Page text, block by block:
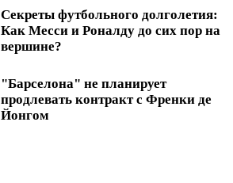
Секреты футбольного долголетия:
Как Месси и Роналду до сих пор на
вершине?
"Барселона" не планирует
продлевать контракт с Френки де
Йонгом